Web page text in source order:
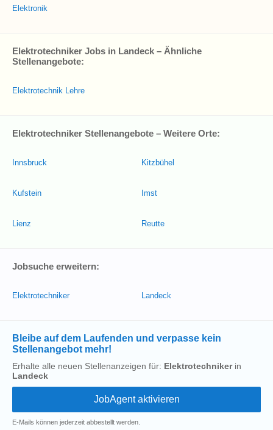
Elektronik
Elektrotechniker Jobs in Landeck – Ähnliche
Stellenangebote:
Elektrotechnik Lehre
Elektrotechniker Stellenangebote – Weitere Orte:
Innsbruck
Kufstein
Lienz
Kitzbühel
Imst
Reutte
Jobsuche erweitern:
Elektrotechniker Landeck
Bleibe auf dem Laufenden und verpasse kein
Stellenangebot mehr!
Erhalte alle neuen Stellenanzeigen für: Elektrotechnikerin
Landeck
E-Mails können jederzeit abbestellt werden.